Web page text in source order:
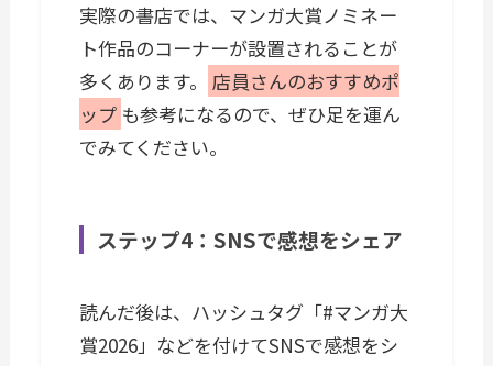
実際の書店では、マンガ大賞ノミネー
ト作品のコーナーが設置されることが
多くあります。
店員さんのおすすめポ
ップ も参考になるので、ぜひ足を運ん
でみてください。
ステップ4：SNSで感想をシェア
読んだ後は、ハッシュタグ「#マンガ大
賞2026」などを付けてSNSで感想をシ